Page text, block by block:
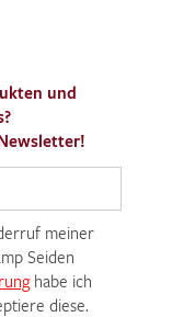
und
meiner
Seiden
habe ich
diese.